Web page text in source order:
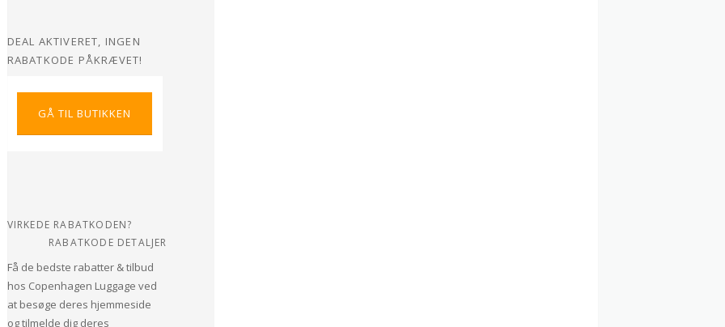
DEAL AKTIVERET, INGEN
RABATKODE PÅKRÆVET!
GÅ TIL BUTIKKEN
VIRKEDE RABATKODEN?
RABATKODE DETALJER
Få de bedste rabatter & tilbud
hos Copenhagen Luggage ved
at besøge deres hjemmeside
og tilmelde dig deres